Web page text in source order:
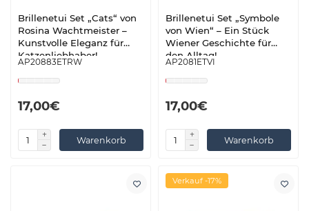
Brillenetui Set „Cats“ von
Rosina Wachtmeister –
Kunstvolle Eleganz für
Katzenliebhaber!
AP20883ETRW
17,00€
Warenkorb
Brillenetui Set „Symbole
von Wien“ – Ein Stück
Wiener Geschichte für
den Alltag!
AP2081ETVI
17,00€
Warenkorb
Verkauf -17%